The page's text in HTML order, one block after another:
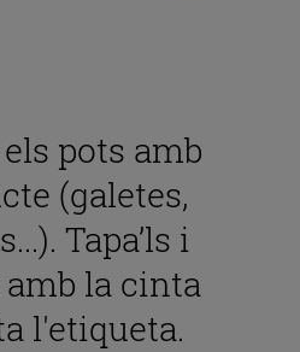
pots amb
(galetes,
Tapa’ls i
amb la cinta
l'etiqueta.